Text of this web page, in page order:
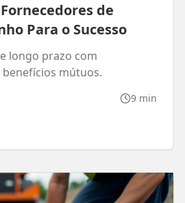
de
Para o Sucesso
longo prazo com
mútuos.
9 min